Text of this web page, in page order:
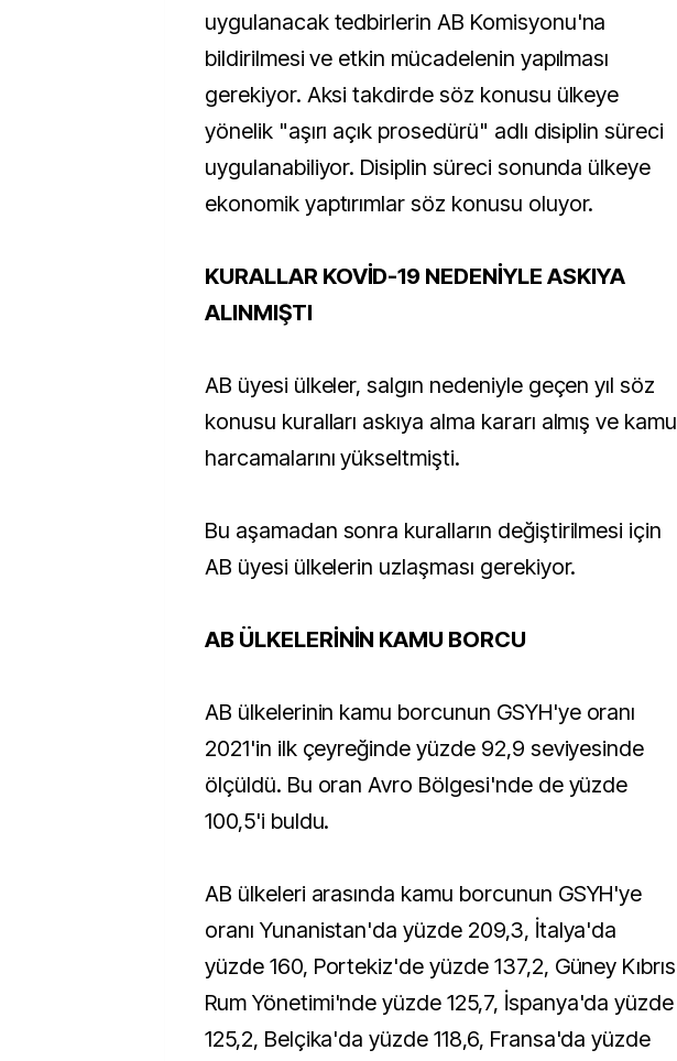
uygulanacak tedbirlerin AB Komisyonu'na
bildirilmesi ve etkin mücadelenin yapılması
gerekiyor. Aksi takdirde söz konusu ülkeye
yönelik "aşırı açık prosedürü" adlı disiplin süreci
uygulanabiliyor. Disiplin süreci sonunda ülkeye
ekonomik yaptırımlar söz konusu oluyor.
KURALLAR KOVİD-19 NEDENİYLE ASKIYA
ALINMIŞTI
AB üyesi ülkeler, salgın nedeniyle geçen yıl söz
konusu kuralları askıya alma kararı almış ve kamu
harcamalarını yükseltmişti.
Bu aşamadan sonra kuralların değiştirilmesi için
AB üyesi ülkelerin uzlaşması gerekiyor.
AB ÜLKELERİNİN KAMU BORCU
AB ülkelerinin kamu borcunun GSYH'ye oranı
2021'in ilk çeyreğinde yüzde 92,9 seviyesinde
ölçüldü. Bu oran Avro Bölgesi'nde de yüzde
100,5'i buldu.
AB ülkeleri arasında kamu borcunun GSYH'ye
oranı Yunanistan'da yüzde 209,3, İtalya'da
yüzde 160, Portekiz'de yüzde 137,2, Güney Kıbrıs
Rum Yönetimi'nde yüzde 125,7, İspanya'da yüzde
125,2, Belçika'da yüzde 118,6, Fransa'da yüzde